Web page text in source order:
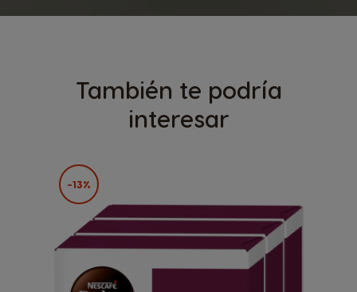
También te podría
interesar
-13%